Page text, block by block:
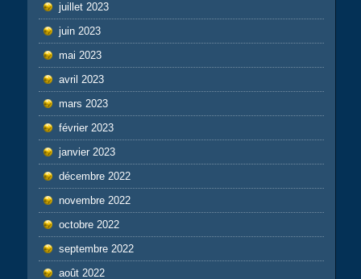
juillet 2023
juin 2023
mai 2023
avril 2023
mars 2023
février 2023
janvier 2023
décembre 2022
novembre 2022
octobre 2022
septembre 2022
août 2022